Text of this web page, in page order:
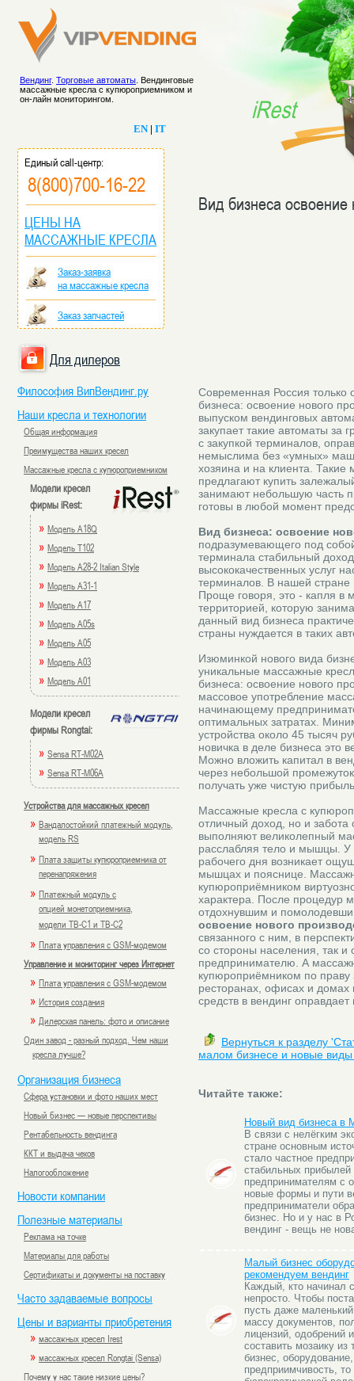
EN| IT
Вендинг. Торговые автоматы . Вендинговые
массажные кресла с купюроприемником и
он-лайн мониторингом.
iRest
Единый call-центр:
8(800)700-16-22
ЦЕНЫ НА
МАССАЖНЫЕ КРЕСЛА
Заказ-заявка
на массажные кресла
Заказ запчастей
Для дилеров
Философия ВипВендинг.ру
Наши кресла и технологии
Общая информация
Преимущества наших кресел
Массажные кресла с купюроприемником
Модели кресел
фирмы iRest:
» Модель A18Q
» Модель T102
» Модель A28-2 Italian Style
» Модель A31-1
» Модель A17
» Модель A05s
» Модель A05
» Модель A03
» Модель A01
Модели кресел
фирмы Rongtai:
» Sensa RT-M02A
» Sensa RT-M06A
Устройства для массажных кресел
» Вандалостойкий платежный модуль,
модель RS
» Плата защиты купюроприемника от
перенапряжения
» Платежный модуль с
опцией монетоприемника,
модели TB-C1 и TB-C2
» Плата управления с GSM-модемом
Управление и мониторинг через Интернет
» Плата управления с GSM-модемом
» История создания
» Дилерская панель: фото и описание
Один завод - разный подход. Чем наши
кресла лучше?
Организация бизнеса
Сфера установки и фото наших мест
Новый бизнес — новые перспективы
Рентабельность вендинга
ККТ и выдача чеков
Налогообложение
Новости компании
Полезные материалы
Реклама на точке
Материалы для работы
Сертификаты и документы на поставку
Часто задаваемые вопросы
Цены и варианты приобретения
» массажных кресел Irest
» массажных кресел Rongtai (Sensa)
Почему у нас такие низкие цены?
Вид бизнеса освоение
Современная Россия только
бизнеса: освоение нового
выпуском вендинговых
закупает такие автоматы за
с закупкой терминалов,
немыслима без «умных»
хозяина и на клиента.
предлагают купить
занимают небольшую часть
готовы в любой момент
Вид бизнеса: освоение
подразумевающего под
терминала стабильный
высококачественных услуг
терминалов. В нашей стране
Проще говоря, это - капля в
территорией, которую
данный вид бизнеса
страны нуждается в таких
Изюминкой нового вида
уникальные массажные
бизнеса: освоение нового
массовое употребление
начинающему
оптимальных затратах.
устройства около 45 тысяч
новичка в деле бизнеса это
Можно вложить капитал в
через небольшой
получать уже чистую
Массажные кресла с
отличный доход, но и
выполняют великолепный
расслабляя тело и мышцы. У
рабочего дня возникает
мышцах и пояснице.
купюроприёмником
характера. После процедур
отдохнувшим и
освоение нового
связанного с ним, в
со стороны населения, так и
предпринимателю. А
купюроприёмником по праву
ресторанах, офисах и
средств в вендинг
Вернуться к разделу
малом бизнесе и новые виды
Читайте также:
Новый вид бизнеса в
В связи с нелёгким
стране основным
стало частное
стабильных
предпринимателям с
новые формы и пути
предприниматели
бизнес. Но и у нас в
вендинг - вещь не
Малый бизнес
рекомендуем вендинг
Каждый, кто начинал
непросто. Чтобы
пусть даже
массу документов,
лицензий, одобрений
составить мозаику
бизнес,
предприимчивость,